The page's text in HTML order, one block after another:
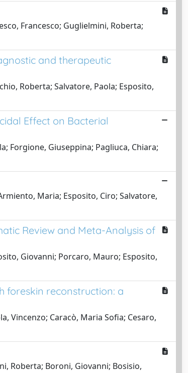
Francesco; Guglielmini, Roberta;
and therapeutic
Roberta; Salvatore, Paola; Esposito,
Effect on Bacterial
Forgione, Giuseppina; Pagliuca, Chiara;
Maria; Esposito, Ciro; Salvatore,
Review and Meta-Analysis of
Giovanni; Porcaro, Mauro; Esposito,
foreskin reconstruction: a
Vincenzo; Caracò, Maria Sofia; Cesaro,
Roberta; Boroni, Giovanni; Bosisio,